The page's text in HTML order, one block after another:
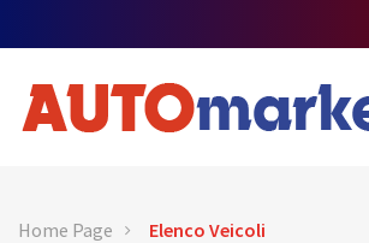
Home Page Elenco Veicoli